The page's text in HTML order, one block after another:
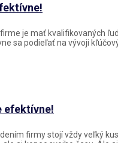
je mať kvalifikovaných
sa podieľať na vývoji
efektívne!
firmy stojí vždy veľký